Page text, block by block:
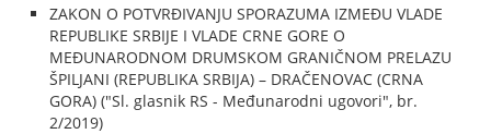
ZAKON O POTVRĐIVANJU SPORAZUMA IZMEĐU VLADE
REPUBLIKE SRBIJE I VLADE CRNE GORE O
MEĐUNARODNOM DRUMSKOM GRANIČNOM PRELAZU
ŠPILJANI (REPUBLIKA SRBIJA) – DRAČENOVAC (CRNA
GORA) ("Sl. glasnik RS - Međunarodni ugovori", br.
2/2019)